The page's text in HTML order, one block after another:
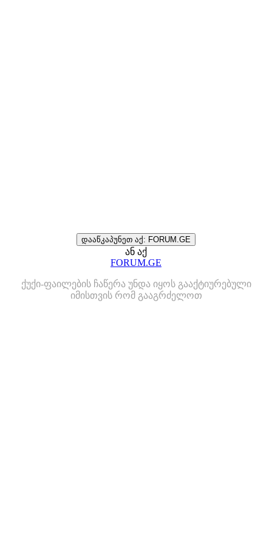
დააწკაპუნეთ აქ: FORUM.GE
ან აქ
FORUM.GE
ქუქი-ფაილების ჩაწერა უნდა იყოს გააქტიურებული
იმისთვის რომ გააგრძელოთ